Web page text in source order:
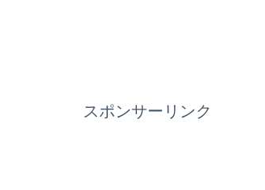
スポンサーリンク